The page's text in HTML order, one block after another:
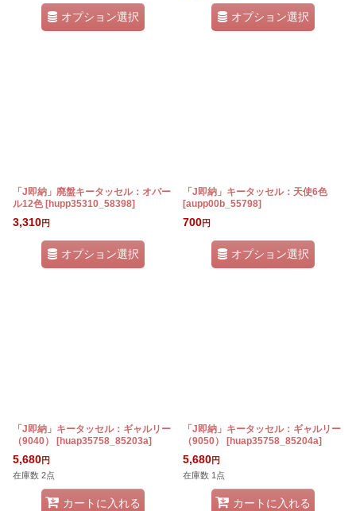
オプション選択 オプション選択
「J即納」廃盤キータッセル：オパー
ル12色 [hupp35310_58398]
3,310円
オプション選択
「J即納」キータッセル：天使6色
[aupp00b_55798]
700円
オプション選択
「J即納」キータッセル：ギャルリー
（9040）
[huap35758_85203a]
5,680円
在庫数 2点
カートに入れる
「J即納」キータッセル：ギャルリー
（9050）
[huap35758_85204a]
5,680円
在庫数 1点
カートに入れる